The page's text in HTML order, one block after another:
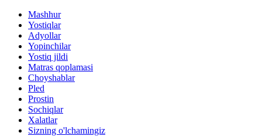
Mashhur
Yostiqlar
Adyollar
Yopinchilar
Yostiq jildi
Matras qoplamasi
Choyshablar
Pled
Prostin
Sochiqlar
Xalatlar
Sizning o'lchamingiz